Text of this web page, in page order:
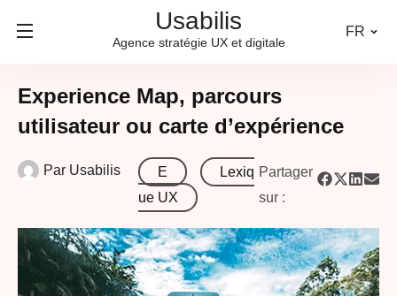
Usabilis
Agence stratégie UX et digitale
FR
Experience Map, parcours
utilisateur ou carte d’expérience
Par Usabilis E
Lexiq
ue UX
Partager
sur :